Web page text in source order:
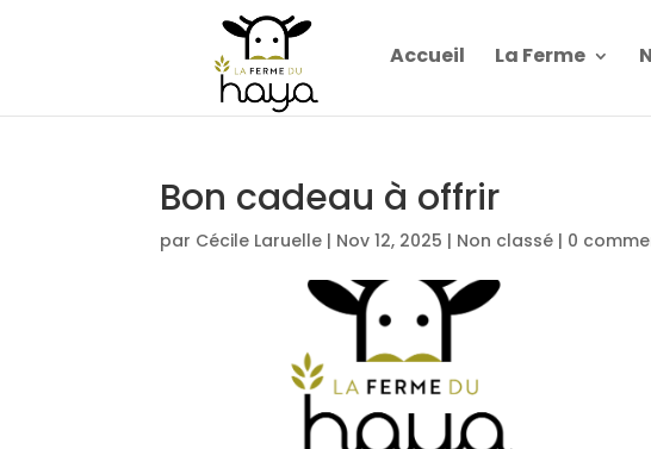
Accueil La Ferme
Bon cadeau à offrir
par Cécile Laruelle | Nov 12, 2025 | Non classé | 0